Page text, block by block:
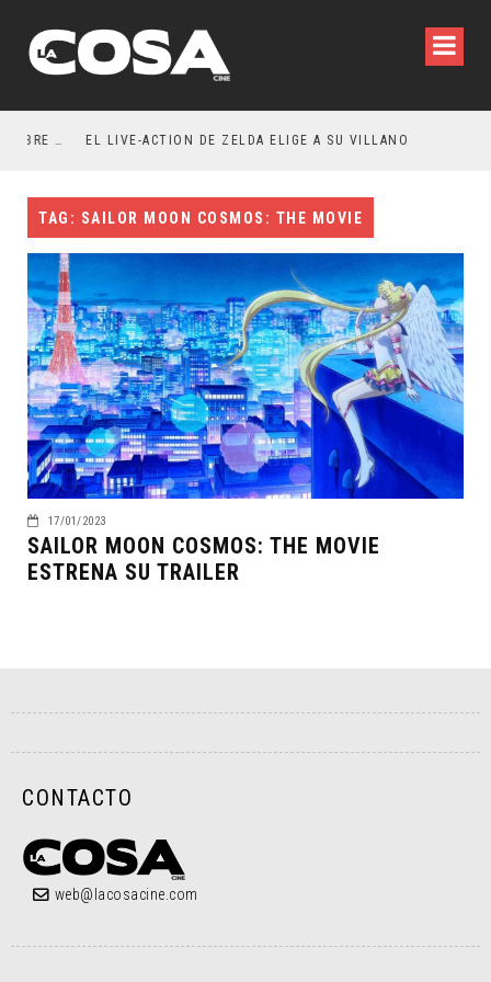
RESEÑA LA INVITACIÓN: OLIVIA WILDE REFLEXIONA SOBRE LA VIDA CONYUGAL EL LIVE-ACTION DE ZELDA ELIGE A SU VILLANO
TAG: SAILOR MOON COSMOS: THE MOVIE
17/01/2023
SAILOR MOON COSMOS: THE MOVIE
ESTRENA SU TRAILER
CONTACTO
web@lacosacine.com